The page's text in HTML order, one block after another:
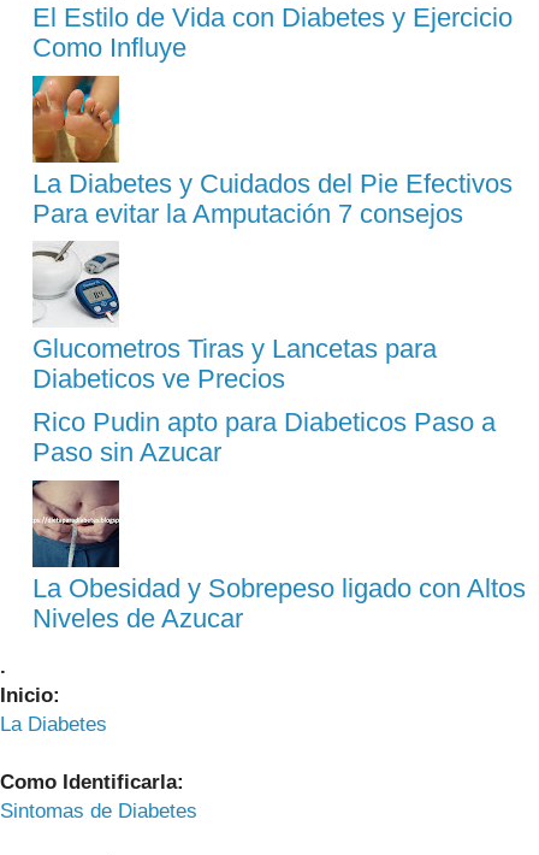
El Estilo de Vida con Diabetes y Ejercicio
Como Influye
La Diabetes y Cuidados del Pie Efectivos
Para evitar la Amputación 7 consejos
Glucometros Tiras y Lancetas para
Diabeticos ve Precios
Rico Pudin apto para Diabeticos Paso a
Paso sin Azucar
La Obesidad y Sobrepeso ligado con Altos
Niveles de Azucar
.
Inicio:
La Diabetes
Como Identificarla:
Sintomas de Diabetes